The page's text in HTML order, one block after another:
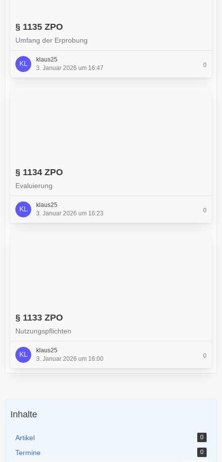
§ 1135 ZPO
Umfang der Erprobung
klaus25
3. Januar 2026 um 16:47
0
§ 1134 ZPO
Evaluierung
klaus25
3. Januar 2026 um 16:23
0
§ 1133 ZPO
Nutzungspflichten
klaus25
3. Januar 2026 um 16:00
0
Inhalte
Artikel 0
Termine 0